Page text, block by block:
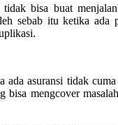
bisa buat
sebab itu ketika
asuransi tidak
bisa mengcover